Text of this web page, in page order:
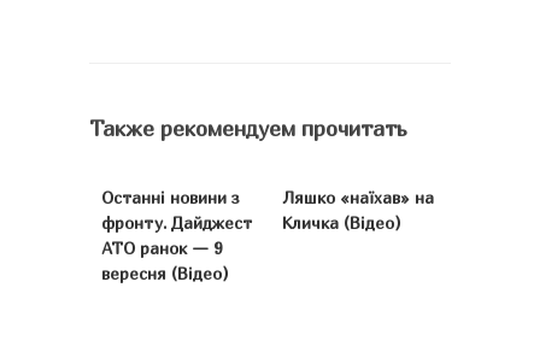
Также рекомендуем прочитать
Останні новини з
фронту. Дайджест
АТО ранок — 9
вересня (Відео)
Ляшко «наїхав» на
Кличка (Відео)